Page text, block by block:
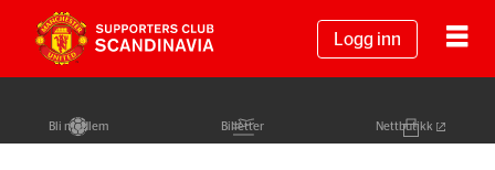
Logg inn
Bli medlem Billetter Nettbutikk